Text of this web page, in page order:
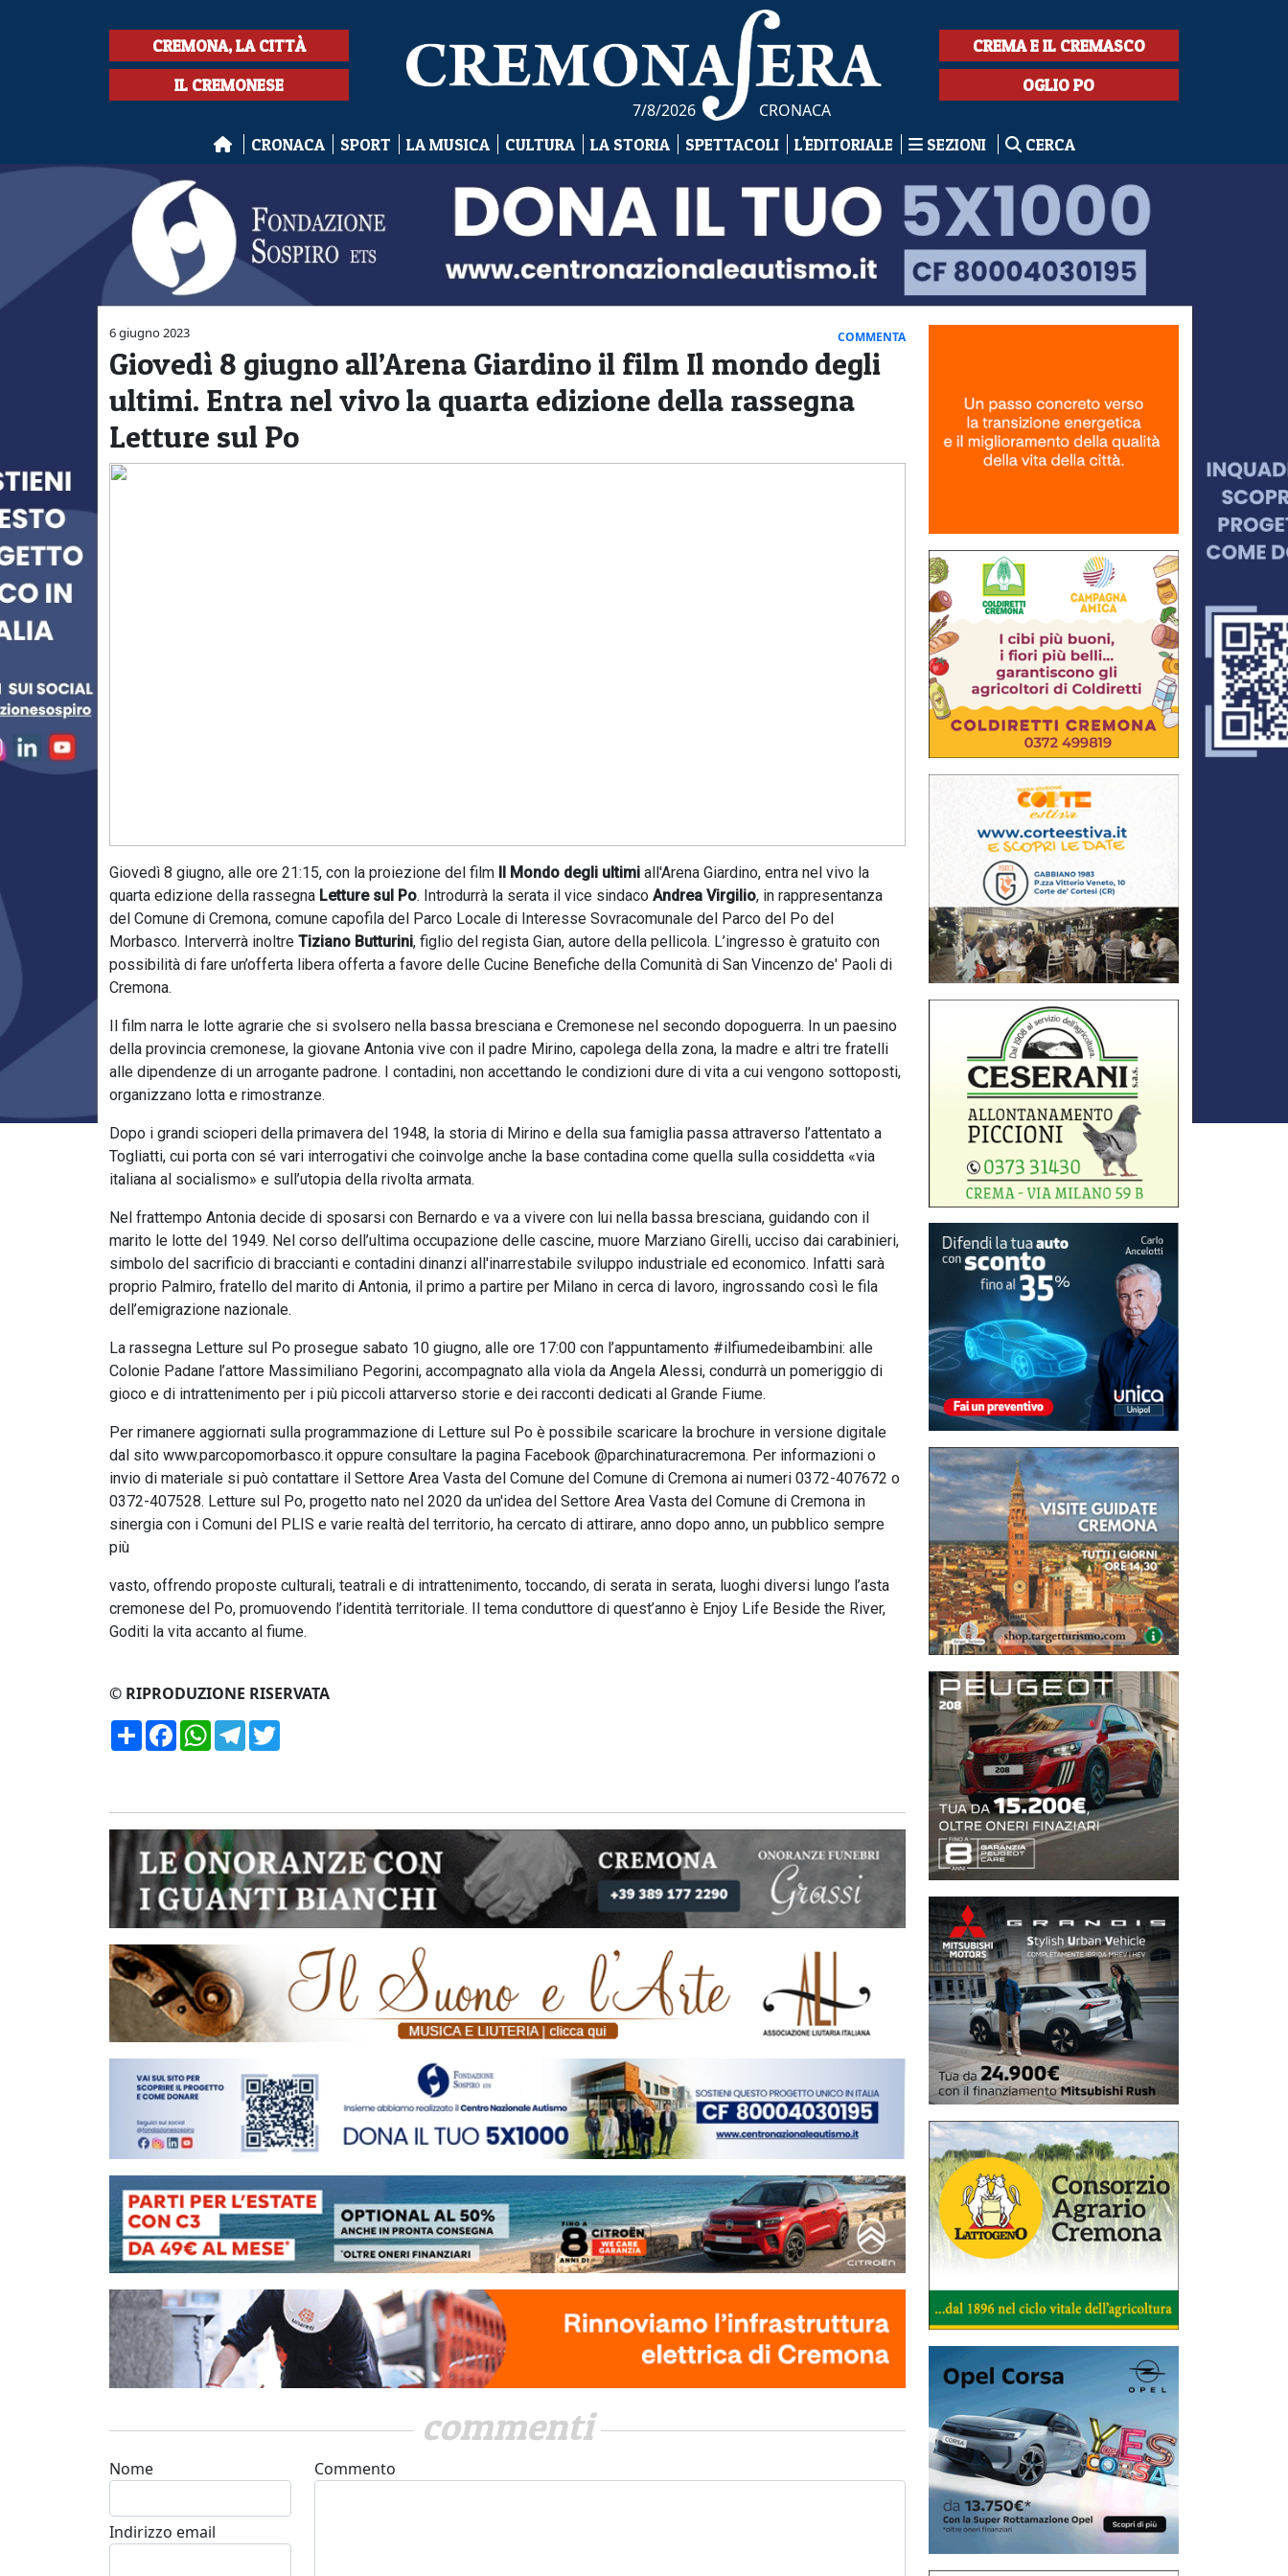
CREMONA, LA CITTÀ
IL CREMONESE
7/8/2026 CRONACA
CREMA E IL CREMASCO
OGLIO PO
CRONACA SPORT LA MUSICA CULTURA LA STORIA SPETTACOLI L'EDITORIALE SEZIONI CERCA
6 giugno 2023 COMMENTA
Giovedì 8 giugno all’Arena Giardino il film Il mondo degli
ultimi. Entra nel vivo la quarta edizione della rassegna
Letture sul Po
Giovedì 8 giugno, alle ore 21:15, con la proiezione del film Il Mondo degli ultimi all'Arena Giardino, entra nel vivo la
quarta edizione della rassegna Letture sul Po. Introdurrà la serata il vice sindaco Andrea Virgilio, in rappresentanza
del Comune di Cremona, comune capofila del Parco Locale di Interesse Sovracomunale del Parco del Po del
Morbasco. Interverrà inoltre Tiziano Butturini, figlio del regista Gian, autore della pellicola. L’ingresso è gratuito con
possibilità di fare un’offerta libera offerta a favore delle Cucine Benefiche della Comunità di San Vincenzo de' Paoli di
Cremona.
Il film narra le lotte agrarie che si svolsero nella bassa bresciana e Cremonese nel secondo dopoguerra. In un paesino
della provincia cremonese, la giovane Antonia vive con il padre Mirino, capolega della zona, la madre e altri tre fratelli
alle dipendenze di un arrogante padrone. I contadini, non accettando le condizioni dure di vita a cui vengono sottoposti,
organizzano lotta e rimostranze.
Dopo i grandi scioperi della primavera del 1948, la storia di Mirino e della sua famiglia passa attraverso l’attentato a
Togliatti, cui porta con sé vari interrogativi che coinvolge anche la base contadina come quella sulla cosiddetta «via
italiana al socialismo» e sull’utopia della rivolta armata.
Nel frattempo Antonia decide di sposarsi con Bernardo e va a vivere con lui nella bassa bresciana, guidando con il
marito le lotte del 1949. Nel corso dell’ultima occupazione delle cascine, muore Marziano Girelli, ucciso dai carabinieri,
simbolo del sacrificio di braccianti e contadini dinanzi all'inarrestabile sviluppo industriale ed economico. Infatti sarà
proprio Palmiro, fratello del marito di Antonia, il primo a partire per Milano in cerca di lavoro, ingrossando così le fila
dell’emigrazione nazionale.
La rassegna Letture sul Po prosegue sabato 10 giugno, alle ore 17:00 con l’appuntamento #ilfiumedeibambini: alle
Colonie Padane l’attore Massimiliano Pegorini, accompagnato alla viola da Angela Alessi, condurrà un pomeriggio di
gioco e di intrattenimento per i più piccoli attarverso storie e dei racconti dedicati al Grande Fiume.
Per rimanere aggiornati sulla programmazione di Letture sul Po è possibile scaricare la brochure in versione digitale
dal sito www.parcopomorbasco.it oppure consultare la pagina Facebook @parchinaturacremona. Per informazioni o
invio di materiale si può contattare il Settore Area Vasta del Comune del Comune di Cremona ai numeri 0372-407672 o
0372-407528. Letture sul Po, progetto nato nel 2020 da un'idea del Settore Area Vasta del Comune di Cremona in
sinergia con i Comuni del PLIS e varie realtà del territorio, ha cercato di attirare, anno dopo anno, un pubblico sempre
più
vasto, offrendo proposte culturali, teatrali e di intrattenimento, toccando, di serata in serata, luoghi diversi lungo l’asta
cremonese del Po, promuovendo l’identità territoriale. Il tema conduttore di quest’anno è Enjoy Life Beside the River,
Goditi la vita accanto al fiume.
© RIPRODUZIONE RISERVATA
CondividiFacebookWhatsApp
Telegram
commenti
Nome
Indirizzo email
Commento